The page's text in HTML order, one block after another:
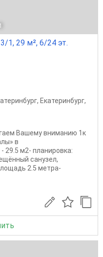
1, 29 м², 6/24 эт.
, Екатеринбург,
Вашему вниманию 1к
в
29.5 м2- планировка:
санузел,
2.5 метра-